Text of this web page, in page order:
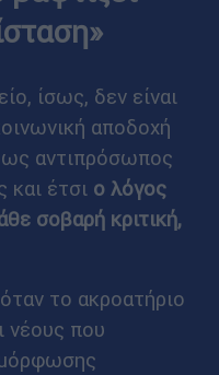
ίσως, δεν είναι
αποδοχή
αντιπρόσωπος
και έτσι ο λόγος
σοβαρή κριτική,
το ακροατήριο
νέους που